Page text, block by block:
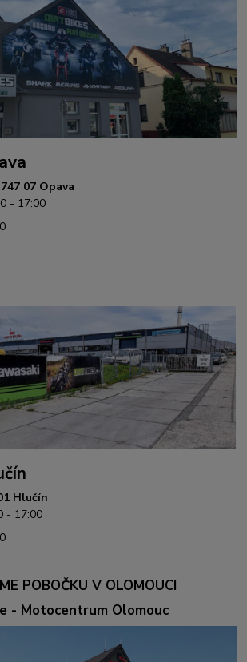
07 Opava
- 17:00
Hlučín
- 17:00
POBOČKU V OLOMOUCI
- Motocentrum Olomouc